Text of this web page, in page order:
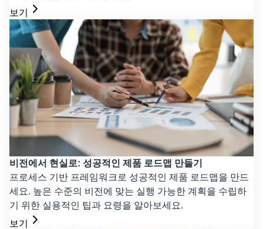
보기
비전에서 현실로: 성공적인 제품 로드맵 만들기
프로세스 기반 프레임워크로 성공적인 제품 로드맵을 만드
세요. 높은 수준의 비전에 맞는 실행 가능한 계획을 수립하
기 위한 실용적인 팁과 요령을 알아보세요.
보기